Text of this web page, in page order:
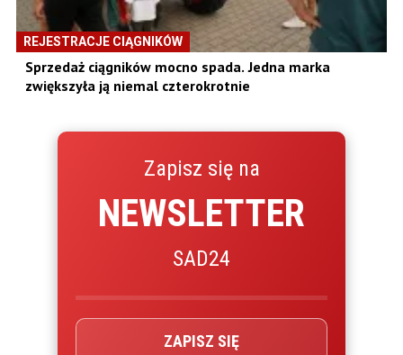
REJESTRACJE CIĄGNIKÓW
Sprzedaż ciągników mocno spada. Jedna marka
zwiększyła ją niemal czterokrotnie
Zapisz się na
NEWSLETTER
SAD24
ZAPISZ SIĘ